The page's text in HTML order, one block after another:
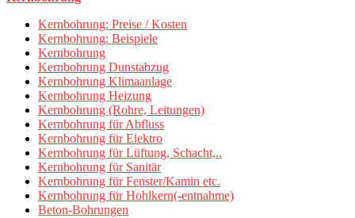
Kernbohrung: Preise / Kosten
Kernbohrung: Beispiele
Kernbohrung
Kernbohrung Dunstabzug
Kernbohrung Klimaanlage
Kernbohrung Heizung
Kernbohrung (Rohre, Leitungen)
Kernbohrung für Abfluss
Kernbohrung für Elektro
Kernbohrung für Lüftung, Schacht,..
Kernbohrung für Sanitär
Kernbohrung für Fenster/Kamin etc.
Kernbohrung für Hohlkern(-entnahme)
Beton-Bohrungen